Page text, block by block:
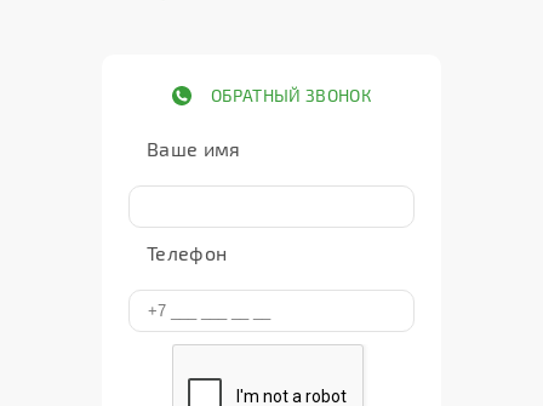
ОБРАТНЫЙ ЗВОНОК
Ваше имя
Телефон